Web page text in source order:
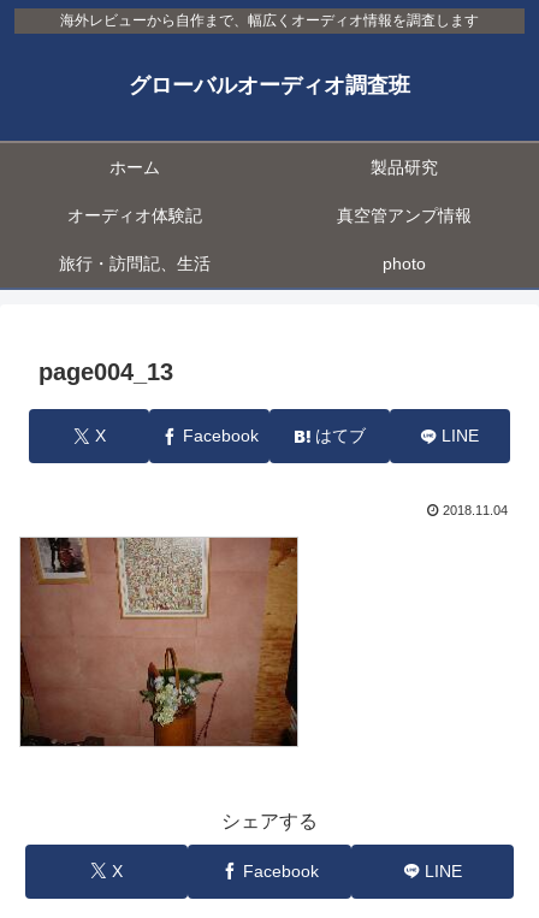
海外レビューから自作まで、幅広くオーディオ情報を調査します
グローバルオーディオ調査班
ホーム 製品研究
オーディオ体験記 真空管アンプ情報
旅行・訪問記、生活 photo
page004_13
X Facebook はてブ LINE
2018.11.04
シェアする
X Facebook LINE